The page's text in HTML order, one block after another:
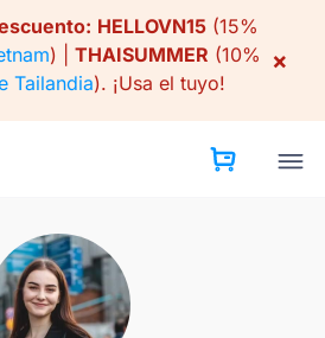
HELLOVN15 (15%
) | THAISUMMER (10%
Tailandia). ¡Usa el tuyo!
×